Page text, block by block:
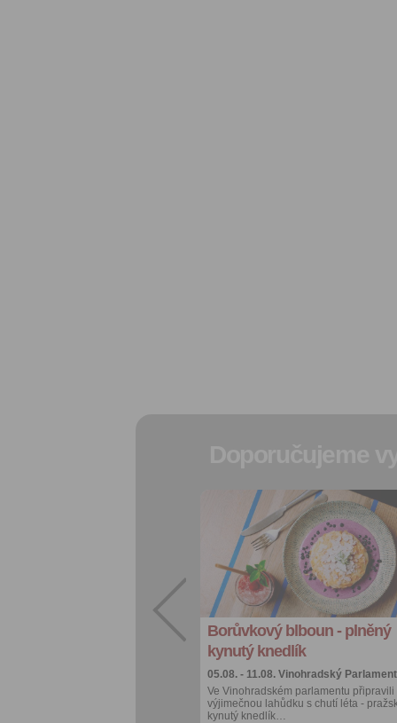
Borůvkový blboun - plněný
kynutý knedlík
05.08. - 11.08. Vinohradský Parlament
Ve Vinohradském parlamentu připravili
výjimečnou lahůdku s chutí léta -
kynutý knedlík…
Přidat do
oblíbených
Sdílet:
Facebook
export do
kalendáře
Více výhod pro
přihlášené